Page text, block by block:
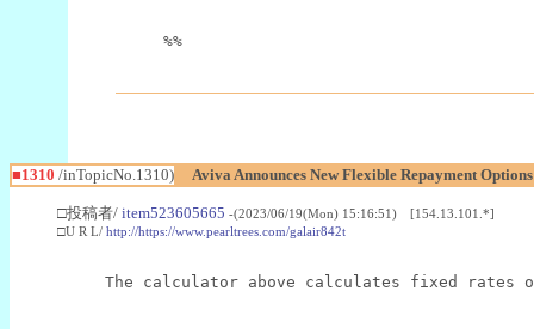
%%
■1310 /inTopicNo.1310) Aviva Announces New Flexible Repayment
□投稿者/ item523605665 -(2023/06/19(Mon) 15:16:51) [154.13.101.*]
□U R L/ http://https://www.pearltrees.com/galair842t
The calculator above calculates fixed rates